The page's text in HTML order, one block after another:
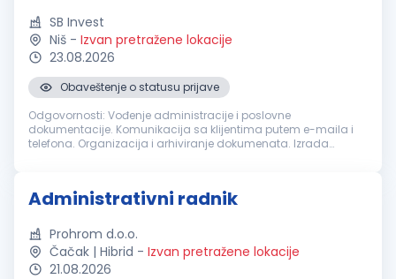
SB Invest
Niš - Izvan pretražene lokacije
23.08.2026
Obaveštenje o statusu prijave
Odgovornosti: Vođenje administracije i poslovne
dokumentacije. Komunikacija sa klijentima putem e-maila i
telefona. Organizacija i arhiviranje dokumenata. Izrada
Administrativni radnik
Prohrom d.o.o.
Čačak | Hibrid - Izvan pretražene lokacije
21.08.2026